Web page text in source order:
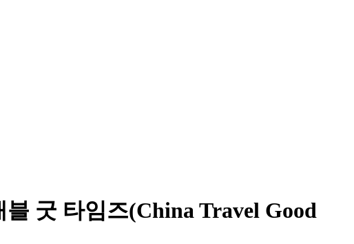
굿 타임즈(China Travel Good